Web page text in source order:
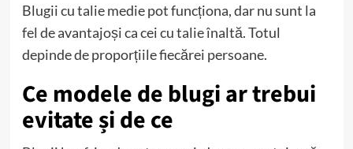
Blugii cu talie medie pot funcționa, dar nu sunt la
fel de avantajoși ca cei cu talie înaltă. Totul
depinde de proporțiile fiecărei persoane.
Ce modele de blugi ar trebui
evitate și de ce